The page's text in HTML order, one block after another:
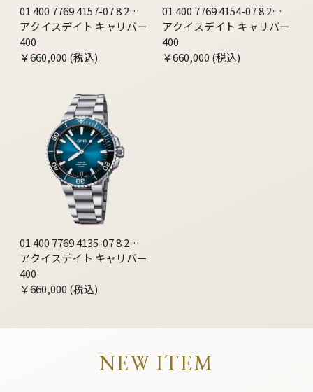
01 400 7769 4157-07 8 22
09PEB
アクイスデイト キャリバー
400
￥660,000 (税込)
01 400 7769 4154-07 8 22
09PEB
アクイスデイト キャリバー
400
￥660,000 (税込)
01 400 7769 4135-07 8 22
09PEB
アクイスデイト キャリバー
400
￥660,000 (税込)
NEW ITEM